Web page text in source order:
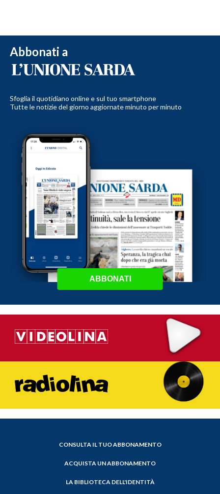
Abbonati a
Sfoglia il quotidiano online e sul tuo smartphone
Tutte le notizie del giorno aggiornate minuto per minuto
ABBONATI
CONSULTA IL TUO ABBONAMENTO
ACQUISTA UN ABBONAMENTO
LA BIBLIOTECA DELL'IDENTITÀ